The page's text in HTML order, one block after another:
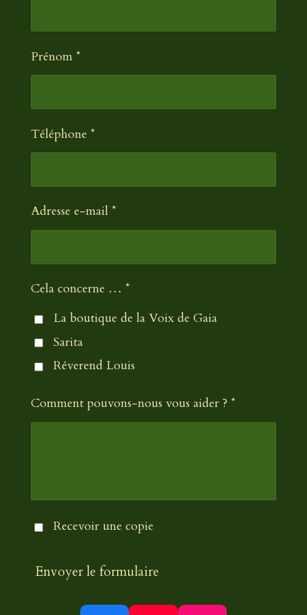
Prénom *
Téléphone *
Adresse e-mail *
Cela concerne … *
La boutique de la Voix de Gaia
Sarita
Réverend Louis
Comment pouvons-nous vous aider ? *
Recevoir une copie
Envoyer le formulaire